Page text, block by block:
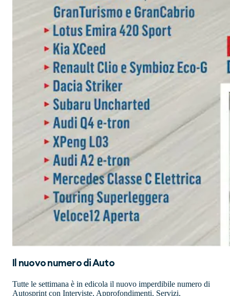
Il nuovo numero diAuto
Tutte le settimana è in edicola il nuovo imperdibile numero di
Autosprint con Interviste, Approfondimenti, Servizi,